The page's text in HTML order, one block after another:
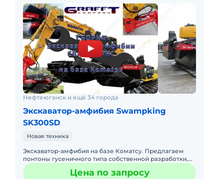
Нефтеюганск и ещё 34 города
Экскаватор-амфибия Swampking
SK300SD
Новая техника
Экскаватор-амфибия на базе Коматсу. Предлагаем
понтоны гусеничного типа собственной разработки,
модель SWAMPKING SK300SD-4 для экскаватора,
класса 18т - 22т. +Цена по запросу